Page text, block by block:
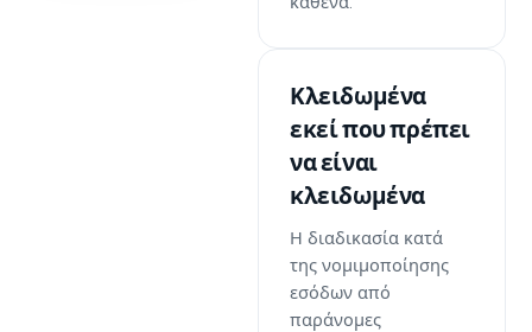
Κλειδωμένα
εκεί που πρέπει
να είναι
κλειδωμένα
Η διαδικασία κατά
της νομιμοποίησης
εσόδων από
παράνομες